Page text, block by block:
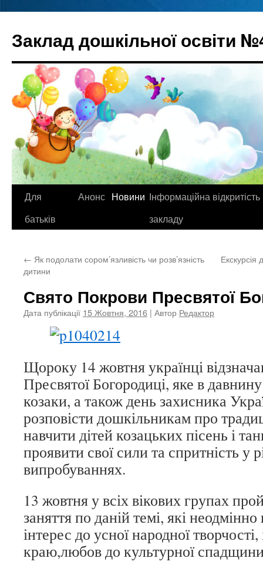
вмісту
Заклад дошкільної освіти
Для
батьків
Анонс Новини Інформаційна відкритість
закладу
← Як подолати сором’язливість чи розв’язність
дитини
Екскурсія
Свято Покрови Пресвятої
Дата публікації 15 Жовтня, 2016 | Автор Редактор
Щороку 14 жовтня українці
Пресвятої Богородиці, яке в
козаки, а також день захисника
розповісти дошкільникам про
навчити дітей козацьких пісень і
проявити свої сили та спритність у
випробуваннях.
13 жовтня у всіх вікових групах
заняття по даній темі, які
інтерес до усної народної творчості,
краю,любов до культурної